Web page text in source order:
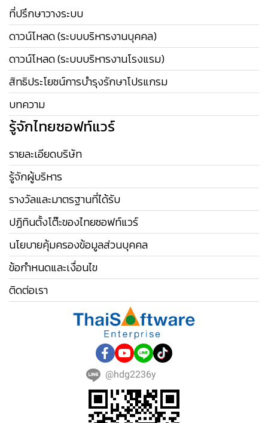
ที่ปรึกษาวางระบบ
ดาวน์โหลด (ระบบบริหารงานบุคคล)
ดาวน์โหลด (ระบบบริหารงานโรงแรม)
สิทธิประโยชน์การบำรุงรักษาโปรแกรม
บทความ
รู้จักไทยซอฟท์แวร์
รายละเอียดบริษัท
รู้จักผู้บริหาร
รางวัลและมาตรฐานที่ได้รับ
ปฏิทินตั้งโต๊ะของไทยซอฟท์แวร์
นโยบายคุ้มครองข้อมูลส่วนบุคคล
ข้อกำหนดและเงื่อนไข
ติดต่อเรา
@hdg2236y